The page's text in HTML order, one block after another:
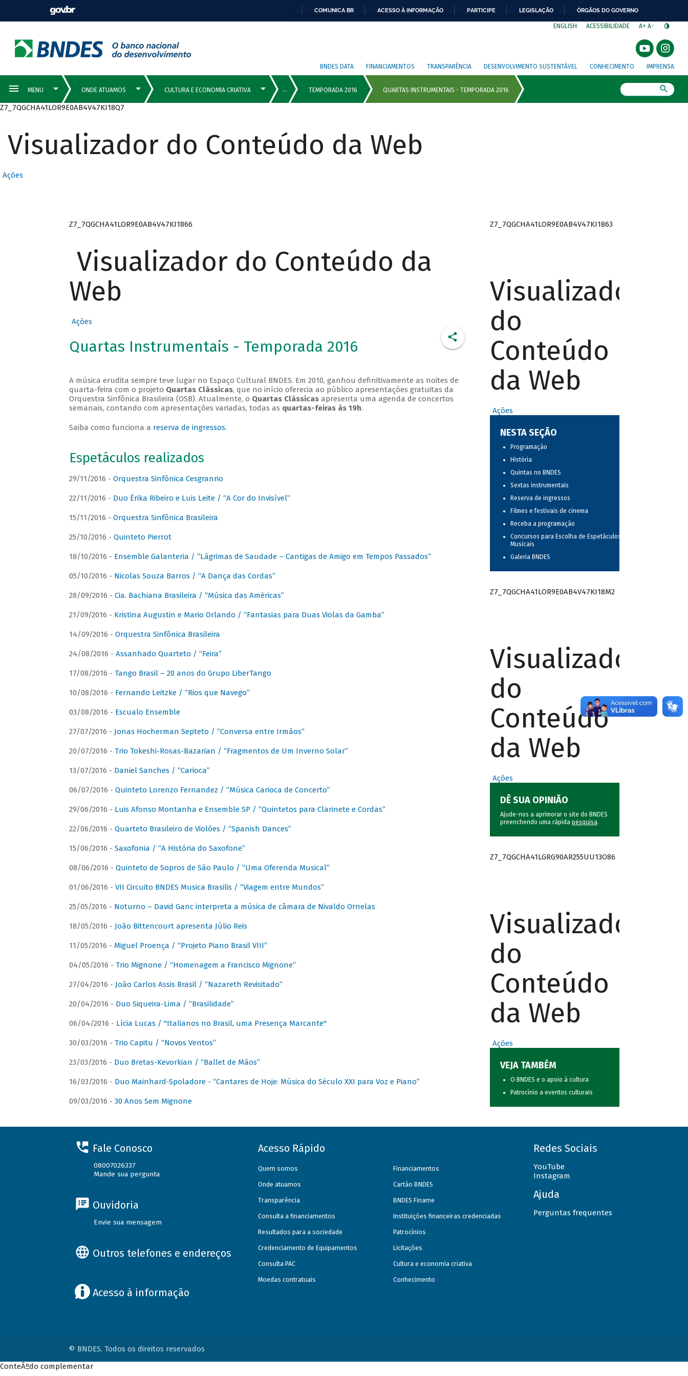
COMUNICA BR ACESSO À INFORMAÇÃO PARTICIPE LEGISLAÇÃO ÓRGÃOS DO GOVERNO
ENGLISH ACESSIBILIDADE A+ A-
BNDES DATA FINANCIAMENTOS TRANSPARÊNCIA DESENVOLVIMENTO SUSTENTÁVEL CONHECIMENTO IMPRENSA
Z7_7QGCHA41LOR9E0AB4V47KI18Q7
Visualizador do Conteúdo da Web
Ações
Z7_7QGCHA41LOR9E0AB4V47KI1866
Visualizador do Conteúdo da
Web
Ações
Quartas Instrumentais - Temporada 2016
A música erudita sempre teve lugar no Espaço Cultural BNDES. Em 2010, ganhou definitivamente as noites de
quarta-feira com o projeto Quartas Clássicas, que no início oferecia ao público apresentações gratuitas da
Orquestra Sinfônica Brasileira (OSB). Atualmente, o Quartas Clássicasapresenta uma agenda de concertos
semanais, contando com apresentações variadas, todas as quartas-feiras às 19h.
Saiba como funciona a reserva de ingressos.
Espetáculos realizados
29/11/2016 - Orquestra Sinfônica Cesgranrio
22/11/2016 - Duo Érika Ribeiro e Luis Leite / “A Cor do Invisível”
15/11/2016 - Orquestra Sinfônica Brasileira
25/10/2016 - Quinteto Pierrot
18/10/2016 - Ensemble Galanteria / “Lágrimas de Saudade – Cantigas de Amigo em Tempos Passados”
05/10/2016 - Nicolas Souza Barros / “A Dança das Cordas”
28/09/2016 - Cia. Bachiana Brasileira / “Música das Américas”
21/09/2016 - Kristina Augustin e Mario Orlando / “Fantasias para Duas Violas da Gamba”
14/09/2016 - Orquestra Sinfônica Brasileira
24/08/2016 - Assanhado Quarteto / “Feira”
17/08/2016 - Tango Brasil – 20 anos do Grupo LiberTango
10/08/2016 - Fernando Leitzke / “Rios que Navego”
03/08/2016 - Escualo Ensemble
27/07/2016 - Jonas Hocherman Septeto / “Conversa entre Irmãos”
20/07/2016 - Trio Tokeshi-Rosas-Bazarian / “Fragmentos de Um Inverno Solar”
13/07/2016 - Daniel Sanches / “Carioca”
06/07/2016 - Quinteto Lorenzo Fernandez / “Música Carioca de Concerto”
29/06/2016 - Luis Afonso Montanha e Ensemble SP / “Quintetos para Clarinete e Cordas”
22/06/2016 - Quarteto Brasileiro de Violões / “Spanish Dances”
15/06/2016 - Saxofonia / “A História do Saxofone”
08/06/2016 - Quinteto de Sopros de São Paulo / “Uma Oferenda Musical”
01/06/2016 - VII Circuito BNDES Musica Brasilis / “Viagem entre Mundos”
25/05/2016 - Noturno – David Ganc interpreta a música de câmara de Nivaldo Ornelas
18/05/2016 - João Bittencourt apresenta Júlio Reis
11/05/2016 - Miguel Proença / “Projeto Piano Brasil VIII”
04/05/2016 - Trio Mignone / “Homenagem a Francisco Mignone”
27/04/2016 - João Carlos Assis Brasil / “Nazareth Revisitado”
20/04/2016 - Duo Siqueira-Lima / “Brasilidade”
06/04/2016 - Lícia Lucas / "Italianos no Brasil, uma Presença Marcante"
30/03/2016 - Trio Capitu / “Novos Ventos”
23/03/2016 - Duo Bretas-Kevorkian / “Ballet de Mãos”
16/03/2016 - Duo Mainhard-Spoladore - “Cantares de Hoje: Música do Século XXI para Voz e Piano”
09/03/2016 - 30 Anos Sem Mignone
Z7_7QGCHA41LOR9E0AB4V47KI1863
Visualizador
do
Conteúdo
da Web
Ações
NESTA SEÇÃO
Programação
História
Quintas no BNDES
Sextas instrumentais
Reserva de ingressos
Filmes e festivais de cinema
Receba a programação
Concursos para Escolha de Espetáculos
Musicais
Galeria BNDES
Z7_7QGCHA41LOR9E0AB4V47KI18M2
Visualizador
do
Conteúdo
da Web
Ações
DÊ SUA OPINIÃO
Ajude-nos a aprimorar o site do BNDES
preenchendo uma rápida pesquisa.
Z7_7QGCHA41LGRG90AR255UU13O86
Visualizador
do
Conteúdo
da Web
Ações
VEJA TAMBÉM
O BNDES e o apoio à cultura
Patrocínio a eventos culturais
Fale Conosco
08007026337
Mande sua pergunta
Ouvidoria
Envie sua mensagem
Outros telefones e endereços
Acesso à informação
Acesso Rápido
Quem somos
Onde atuamos
Transparência
Consulta a financiamentos
Resultados para a sociedade
Credenciamento de Equipamentos
Consulta PAC
Moedas contratuais
Financiamentos
Cartão BNDES
BNDES Finame
Instituições financeiras credenciadas
Patrocínios
Licitações
Cultura e economia criativa
Conhecimento
Redes Sociais
YouTube
Instagram
Ajuda
Perguntas frequentes
© BNDES. Todos os direitos reservados
ConteÃºdo complementar